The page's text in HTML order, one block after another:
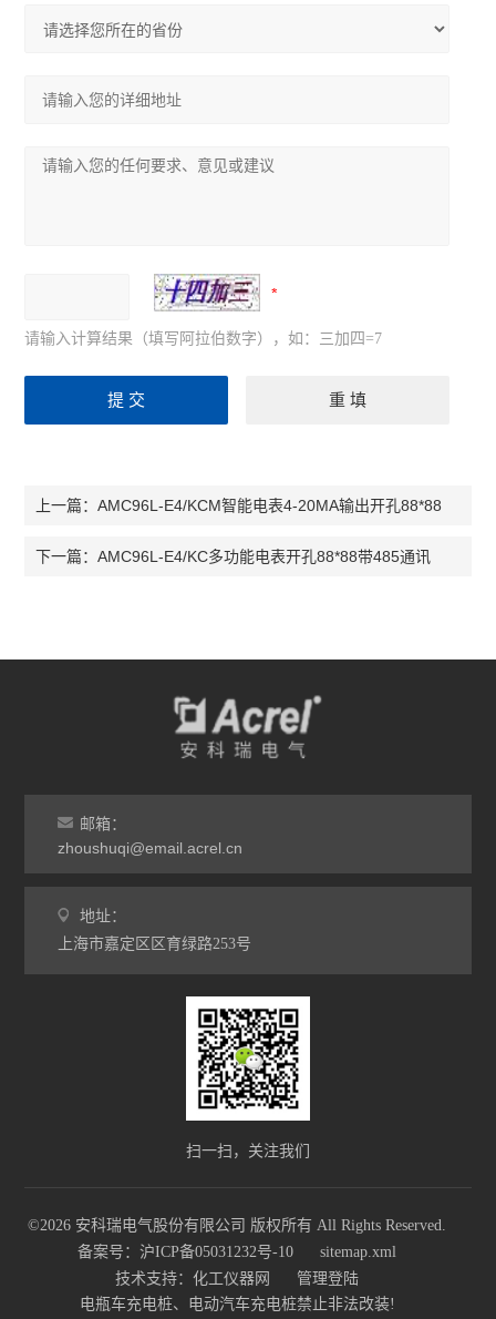
ALP智能型低压线路保护装置
查看全部 >>
请输入计算结果（填写阿拉伯数字），如：三加四=7
上一篇：AMC96L-E4/KCM智能电表4-20MA输出开孔88*88
下一篇：AMC96L-E4/KC多功能电表开孔88*88带485通讯
邮箱：
zhoushuqi@email.acrel.cn
地址：
上海市嘉定区区育绿路253号
扫一扫，关注我们
©2026 安科瑞电气股份有限公司 版权所有 All Rights Reserved.
备案号：沪ICP备05031232号-10
sitemap.xml
技术支持： 化工仪器网
管理登陆
电瓶车充电桩、电动汽车充电桩禁止非法改装!